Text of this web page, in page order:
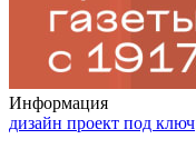
Информация
дизайн проект под ключ